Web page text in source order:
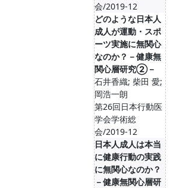
会/2019-12
どのような日本人
成人が運動・スポ
ーツ実施に無関心
なのか？－健康無
関心層研究②－
石井香織; 柴田 愛;
岡浩一朗
第26回日本行動医
学会学術総
会/2019-12
日本人成人は本当
に健康行動の実践
に無関心なのか？
－健康無関心層研